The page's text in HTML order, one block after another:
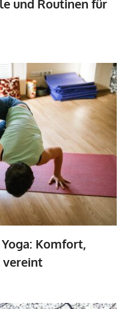
und Routinen für
Komfort,